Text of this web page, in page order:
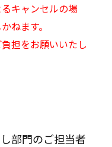
キャンセルの場
ねます。
担をお願いいたし
部門のご担当者